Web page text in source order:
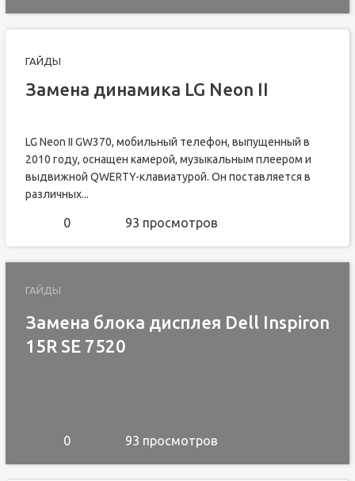
ГАЙДЫ
Замена динамика LG Neon II
LG Neon II GW370, мобильный телефон, выпущенный в
2010 году, оснащен камерой, музыкальным плеером и
выдвижной QWERTY-клавиатурой. Он поставляется в
различных...
0 93 просмотров
ГАЙДЫ
Замена блока дисплея Dell Inspiron
15R SE 7520
0 93 просмотров